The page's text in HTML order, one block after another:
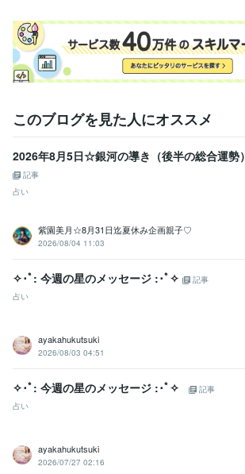
このブログを見た人にオススメ
2026年8月5日☆銀河の導き（後半の総合運勢）
記事
占い
紫園美月☆8月31日迄夏休み企画親子♡
2026/08/04 11:03
✧･ﾟ: 今週の星のメッセージ :･ﾟ✧
記事
占い
ayakahukutsuki
2026/08/03 04:51
✧･ﾟ: 今週の星のメッセージ :･ﾟ✧
記事
占い
ayakahukutsuki
2026/07/27 02:16